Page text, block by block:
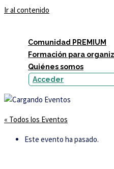
Ir al contenido
Comunidad PREMIUM
Formación para
Quiénes somos
Acceder
« Todos los Eventos
Este evento ha pasado.